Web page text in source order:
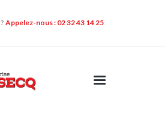
Appelez-nous : 02 32 43 14 25